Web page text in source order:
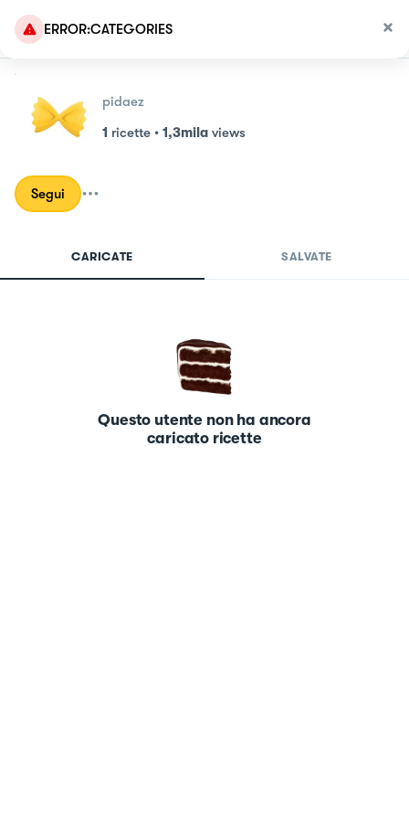
ERROR:CATEGORIES
pidaez
1 ricette • 1,3mila views
Segui
CARICATE SALVATE
Questo utente non ha ancora
caricato ricette